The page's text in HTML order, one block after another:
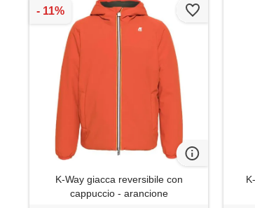
K-Way giacca reversibile con
cappuccio - arancione